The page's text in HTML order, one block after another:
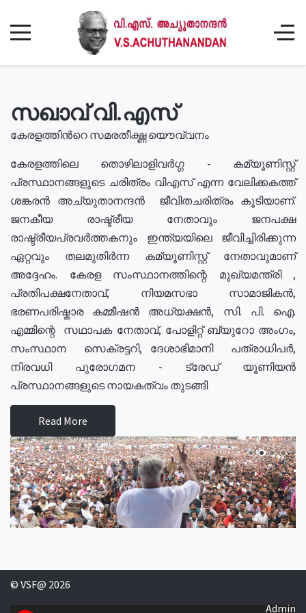
സഖാവ് വി.എസ്
കേരളത്തിൻറെ സമരതീക്ഷ്ണ യൌവ്വനം
കേരളത്തിലെ തൊഴിലാളിവർഗ്ഗ - കമ്യൂണിസ്റ്റ്
പ്രസ്ഥാനങ്ങളുടെ ചരിത്രം വിഎസ് എന്ന വേലിക്കകത്ത്
ശങ്കരൻ അച്യുതാനന്ദൻ ജീവിതചരിത്രം കൂടിയാണ്.
ജനകീയ രാഷ്ട്രീയ നേതാവും ജനപക്ഷ
രാഷ്ട്രീയപ്രവർത്തകനും ഇന്ത്യയിലെ ജീവിച്ചിരിക്കുന്ന
ഏറ്റവും തലമുതിർന്ന കമ്യൂണിസ്റ്റ് നേതാവുമാണ്
അദ്ദേഹം. കേരള സംസ്ഥാനത്തിന്റെ മുഖ്യമന്ത്രി ,
പ്രതിപക്ഷനേതാവ്, നിയമസഭാ സാമാജികൻ,
ഭരണപരിഷ്കാര കമ്മീഷൻ അധ്യക്ഷൻ, സി. പി. ഐ.
എമ്മിന്റെ സഥാപക നേതാവ്, പോളിറ്റ് ബ്യുറോ അംഗം,
സംസ്ഥാന സെക്രട്ടറി, ദേശാഭിമാനി പത്രാധിപർ,
നിരവധി പുരോഗമന - ട്രേഡ് യൂണിയൻ
പ്രസ്ഥാനങ്ങളുടെ നായകത്വം തുടങ്ങി
Read More
© VSF@ 2026
Admin